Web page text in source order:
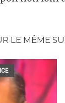
LE MÊME